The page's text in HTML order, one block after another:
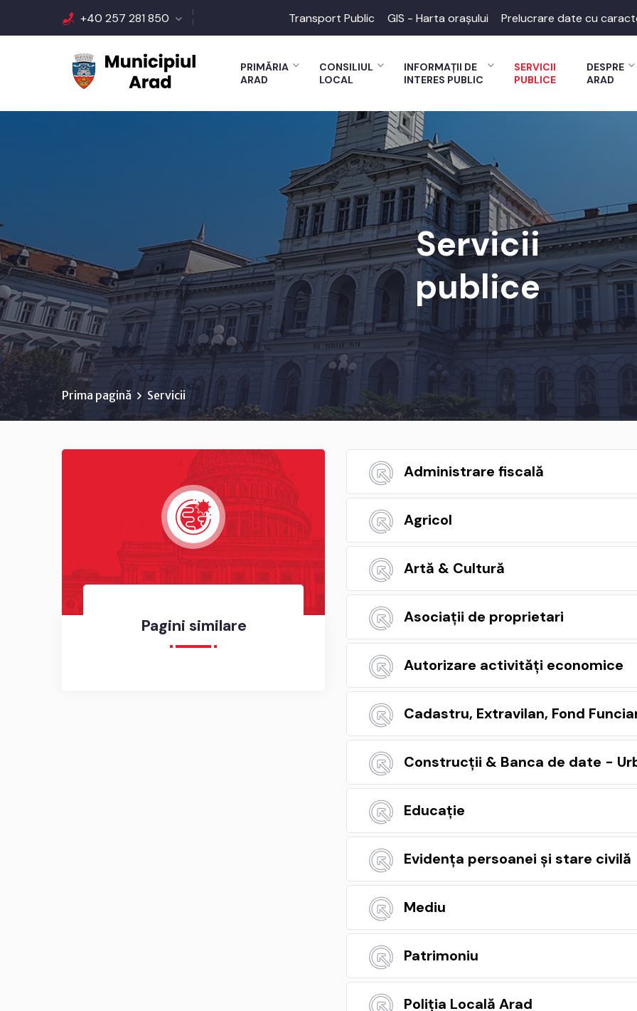
+40 257 281 850 Transport Public GIS - Harta orașului Prelucrare date cu
PRIMĂRIA
ARAD
CONSILIUL
LOCAL
INFORMAȚII DE
INTERES PUBLIC
SERVICII
PUBLICE
DESPRE
ARAD
Servicii
publice
Prima pagină Servicii
Pagini similare
Administrare fiscală
Agricol
Artă & Cultură
Asociații de proprietari
Autorizare activități economice
Cadastru, Extravilan, Fond
Construcții & Banca de date -
Educație
Evidența persoanei și stare civilă
Mediu
Patrimoniu
Poliția Locală Arad